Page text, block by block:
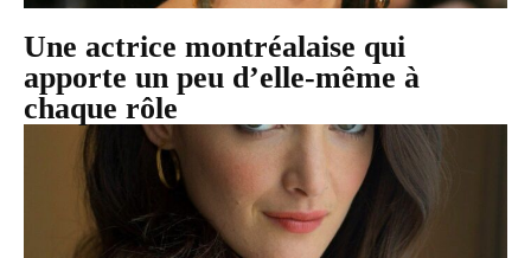
Une actrice montréalaise qui
apporte un peu d’elle-même à
chaque rôle